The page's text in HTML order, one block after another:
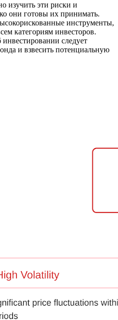
изучить эти риски и
они готовы их принимать.
инструменты,
категориям инвесторов.
следует
и взвесить потенциальную